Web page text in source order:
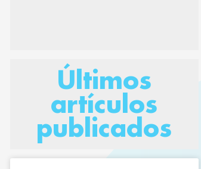
Últimos
artículos
publicados